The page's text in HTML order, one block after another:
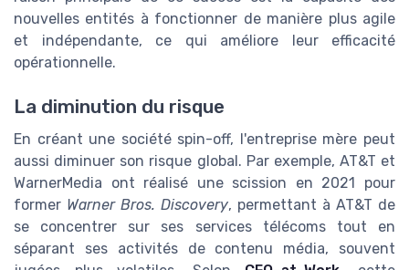
nouvelles entités à fonctionner de manière plus agile
et indépendante, ce qui améliore leur efficacité
opérationnelle.
La diminution du risque
En créant une société spin-off, l'entreprise mère peut
aussi diminuer son risque global. Par exemple, AT&T et
WarnerMedia ont réalisé une scission en 2021 pour
former Warner Bros. Discovery, permettant à AT&T de
se concentrer sur ses services télécoms tout en
séparant ses activités de contenu média, souvent